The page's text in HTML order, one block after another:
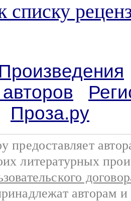
списку
Произведения
Проза.ру
предоставляет
литературных
авторам